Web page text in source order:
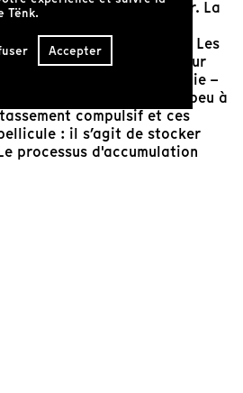
pour mieux l'approcher. La
de son personnage
que son corps se dérobe. Les
pédagogiques – sur
les nuages, la géologie –
sensible. Se tisse peu à
compulsif et ces
: il s’agit de stocker
processus d'accumulation
Tënk.
Accepter